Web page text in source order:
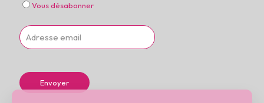
Vous désabonner